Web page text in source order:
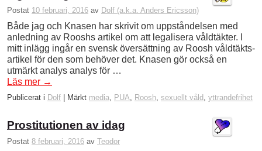
Postat 10 februari, 2016 av Dolf (a.k.a. Anders Ericsson)
Både jag och Knasen har skrivit om uppståndelsen med
anledning av Rooshs artikel om att legalisera våldtäkter. I
mitt inlägg ingår en svensk översättning av Roosh våldtäkts­
artikel för den som behöver det. Knasen gör också en
utmärkt analys analys för …
Läs mer →
Publicerat i Dolf Märkt media, PUA, Roosh, sexuellt våld , yttrandefrihet
Prostitutionen av idag
Postat 8 februari, 2016 av Teodor